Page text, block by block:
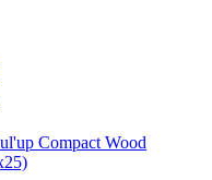
Compact Wood